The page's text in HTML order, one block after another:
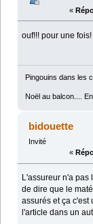
«
ouf!!! pour une
Pingouins dans les
Noël au balcon....
bidouette
Invité
«
L'assureur n'a
de dire que le
assurés et ça c'est
l'article dans un